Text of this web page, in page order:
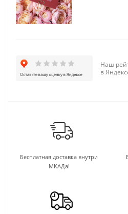
Наш
в
Бесплатная доставка внутри
МКАДа!